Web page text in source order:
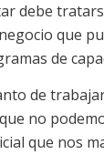
debe
que
de
de
no
que nos